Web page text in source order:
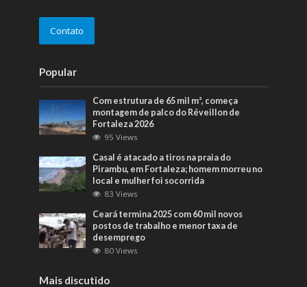
Contato
Popular
Com estrutura de 65 mil m², começa
montagem de palco do Réveillon de
Fortaleza 2026
95 Views
Casal é atacado a tiros na praia do
Pirambu, em Fortaleza; homem morreu no
local e mulher foi socorrida
83 Views
Ceará termina 2025 com 60 mil novos
postos de trabalho e menor taxa de
desemprego
80 Views
Mais discutido